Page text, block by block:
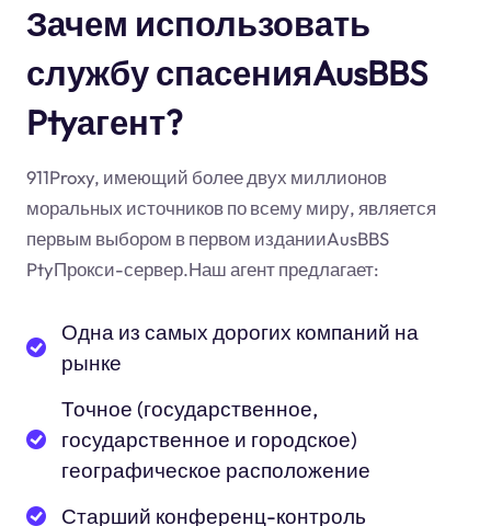
Зачем использовать
службу спасенияAusBBS
Ptyагент?
911Proxy, имеющий более двух миллионов
моральных источников по всему миру, является
первым выбором в первом изданииAusBBS
PtyПрокси-сервер.Наш агент предлагает:
Одна из самых дорогих компаний на
рынке
Точное (государственное,
государственное и городское)
географическое расположение
Старший конференц-контроль